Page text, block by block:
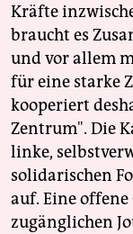
Kräfte
braucht es
und vor allem
für eine starke
kooperiert
Zentrum". Die
linke,
solidarischen
auf. Eine
zugänglichen